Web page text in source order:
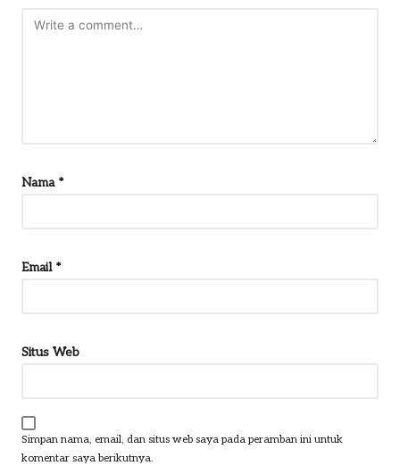
Nama *
Email *
Situs Web
Simpan nama, email, dan situs web saya pada peramban ini untuk
komentar saya berikutnya.